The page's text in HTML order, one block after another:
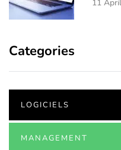
11
Categories
LOGICIELS
MANAGEMENT